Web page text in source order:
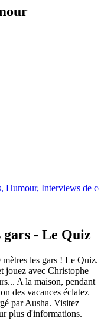
Humour, Interviews de
gars - Le Quiz
les gars ! Le Quiz.
jouez avec Christophe
A la maison, pendant
des vacances éclatez
par Ausha. Visitez
plus d'informations.